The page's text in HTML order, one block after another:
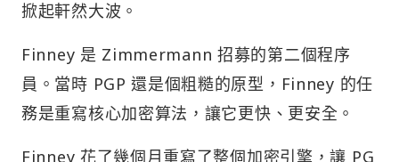
掀起軒然大波。
Finney 是 Zimmermann 招募的第二個程序
員。當時 PGP 還是個粗糙的原型，Finney 的任
務是重寫核心加密算法，讓它更快、更安全。
Finney 花了幾個月重寫了整個加密引擎，讓 PG